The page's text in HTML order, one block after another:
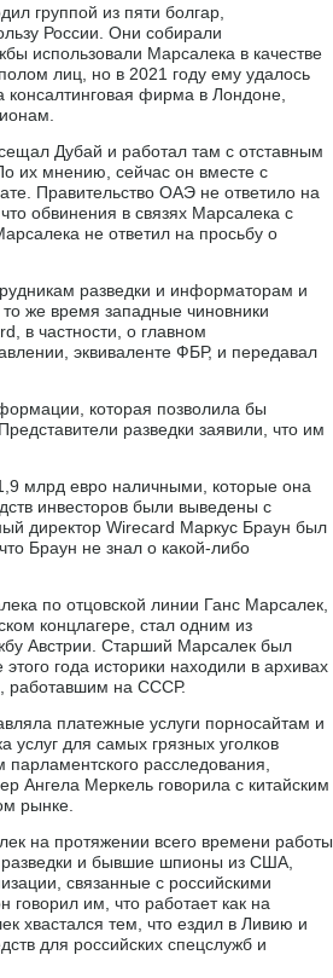
группой из пяти болгар,
России. Они собирали
использовали Марсалека в качестве
лиц, но в 2021 году ему удалось
консалтинговая фирма в Лондоне,
Дубай и работал там с отставным
их мнению, сейчас он вместе с
Правительство ОАЭ не ответило на
обвинения в связях Марсалека с
не ответил на просьбу о
разведки и информаторам и
же время западные чиновники
в частности, о главном
эквиваленте ФБР, и передавал
которая позволила бы
разведки заявили, что им
млрд евро наличными, которые она
инвесторов были выведены с
директор Wirecard Маркус Браун был
Браун не знал о какой-либо
по отцовской линии Ганс Марсалек,
концлагере, стал одним из
Австрии. Старший Марсалек был
года историки находили в архивах
работавшим на СССР.
платежные услуги порносайтам и
услуг для самых грязных уголков
расследования,
Ангела Меркель говорила с китайским
рынке.
на протяжении всего времени работы
и бывшие шпионы из США,
связанные с российскими
им, что работает как на
хвастался тем, что ездил в Ливию и
для российских спецслужб и